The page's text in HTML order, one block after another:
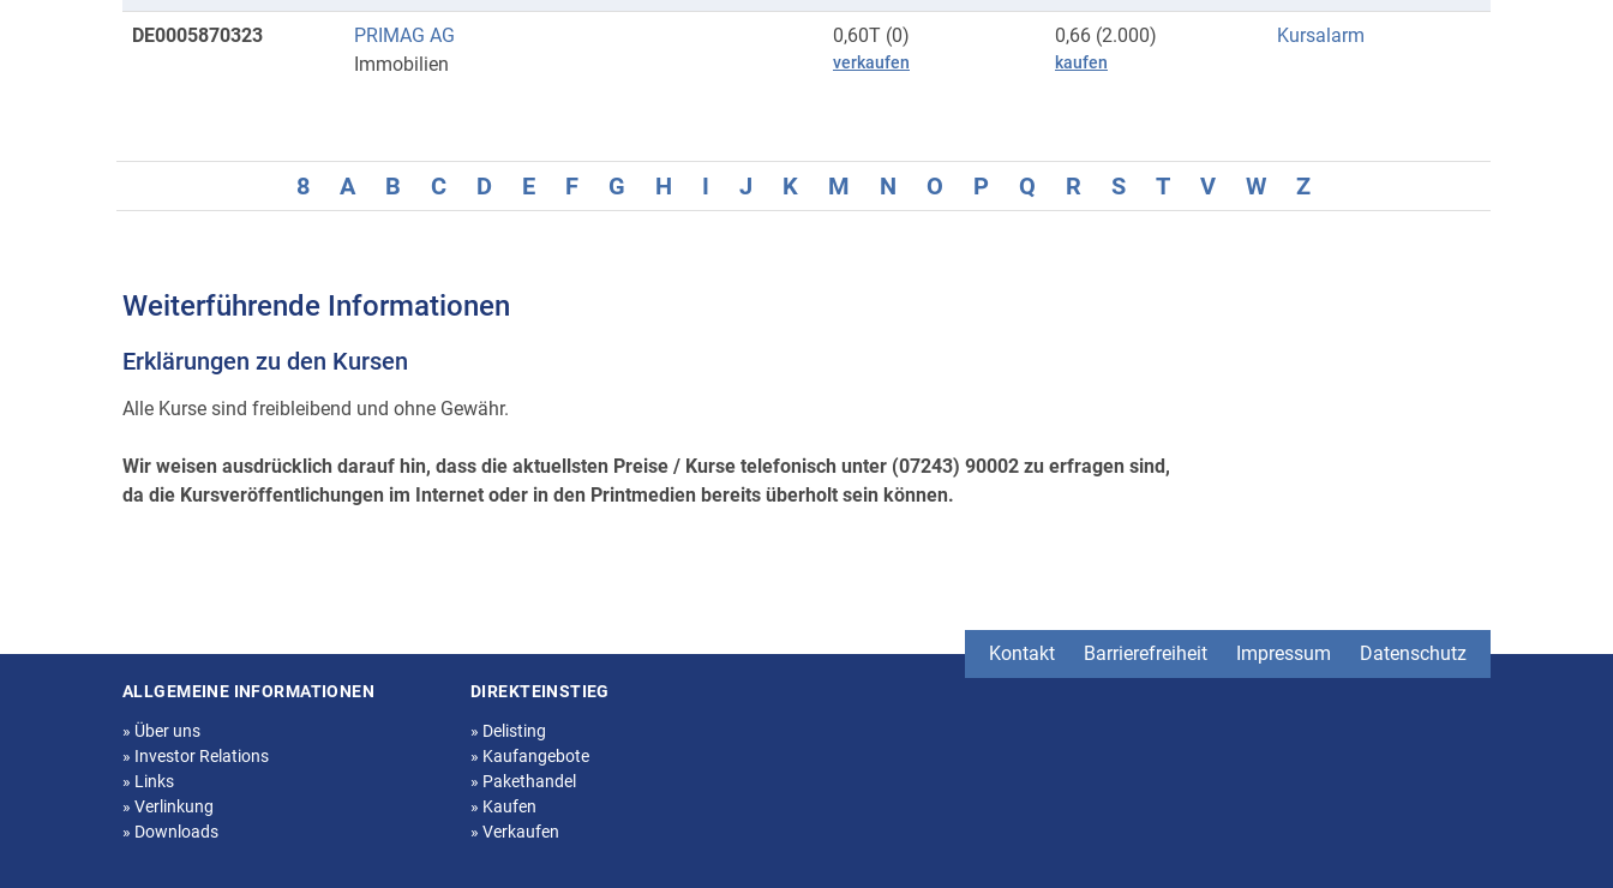
DE0005870323
PRIMAG AG
Immobilien
0,60T (0)
verkaufen
0,66 (2.000)
kaufen
Kursalarm
8 A B C D E F G H I J K M N O P Q R S T V W Z
Weiterführende Informationen
Erklärungen zu den Kursen
Alle Kurse sind freibleibend und ohne Gewähr.
Wir weisen ausdrücklich darauf hin, dass die aktuellsten Preise / Kurse telefonisch unter (07243) 90002 zu erfragen sind,
da die Kursveröffentlichungen im Internet oder in den Printmedien bereits überholt sein können.
Kontakt Barrierefreiheit Impressum Datenschutz
Seitenstruktur
ALLGEMEINE INFORMATIONEN
» Über uns
» Investor Relations
» Links
» Verlinkung
» Downloads
DIREKTEINSTIEG
» Delisting
» Kaufangebote
» Pakethandel
» Kaufen
» Verkaufen